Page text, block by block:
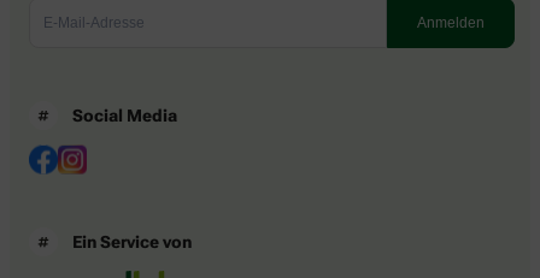
Social Media
Ein Service von